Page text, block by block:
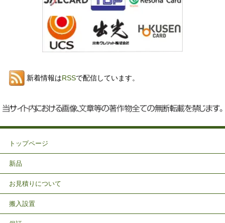
新着情報はRSSで配信しています。
トップページ
新品
お見積りについて
搬入設置